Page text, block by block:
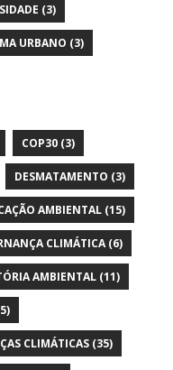
(3)
URBANO (3)
COP30 (3)
DESMATAMENTO (3)
AMBIENTAL (15)
CLIMÁTICA(6)
AMBIENTAL (11)
CLIMÁTICAS (35)